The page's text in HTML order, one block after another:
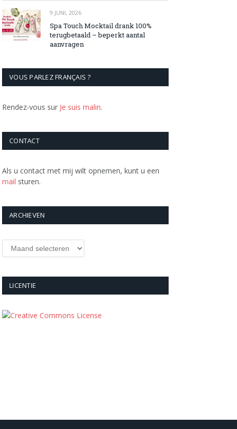
9 JUNI, 2026
Spa Touch Mocktail drank 100%
terugbetaald – beperkt aantal
aanvragen
VOUS PARLEZ FRANÇAIS ?
Rendez-vous sur Je suis malin.
CONTACT
Als u contact met mij wilt opnemen, kunt u een
mail sturen.
ARCHIEVEN
LICENTIE